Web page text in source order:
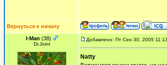
Вернуться к началу
I-Man (38)
Dr.Joint
Добавлено: Пт Сен 30, 2005
Natty